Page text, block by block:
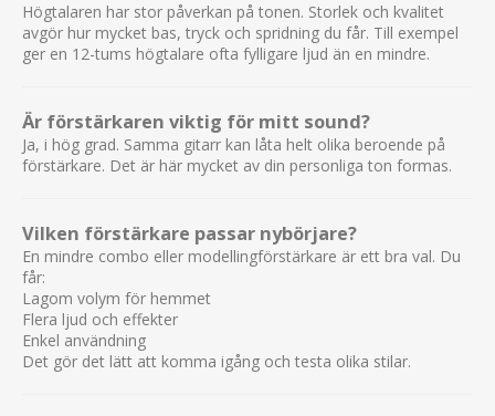
Högtalaren har stor påverkan på tonen. Storlek och kvalitet
avgör hur mycket bas, tryck och spridning du får. Till exempel
ger en 12-tums högtalare ofta fylligare ljud än en mindre.
Är förstärkaren viktig för mitt sound?
Ja, i hög grad. Samma gitarr kan låta helt olika beroende på
förstärkare. Det är här mycket av din personliga ton formas.
Vilken förstärkare passar nybörjare?
En mindre combo eller modellingförstärkare är ett bra val. Du
får:
Lagom volym för hemmet
Flera ljud och effekter
Enkel användning
Det gör det lätt att komma igång och testa olika stilar.